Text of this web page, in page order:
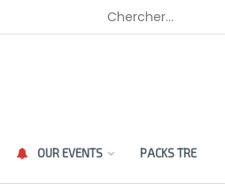
OUR EVENTS PACKS TRE